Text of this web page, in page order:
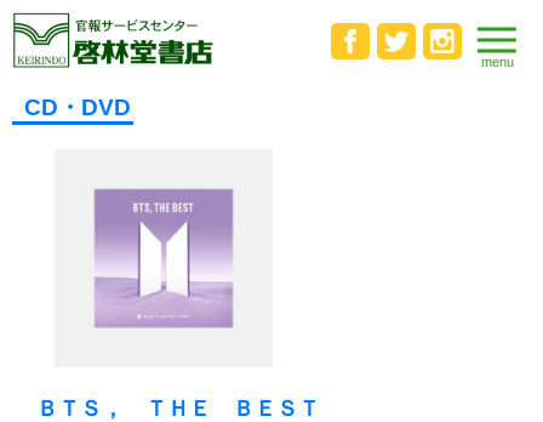
CD・DVD
ＢＴＳ， ＴＨＥ ＢＥＳＴ